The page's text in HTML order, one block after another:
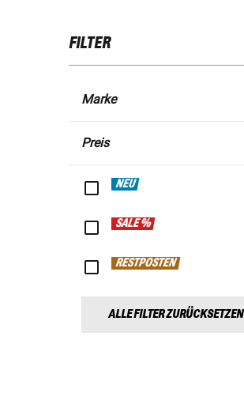
FILTER
Marke
Preis
NEU
SALE %
RESTPOSTEN
ALLE FILTER ZURÜCKSETZEN